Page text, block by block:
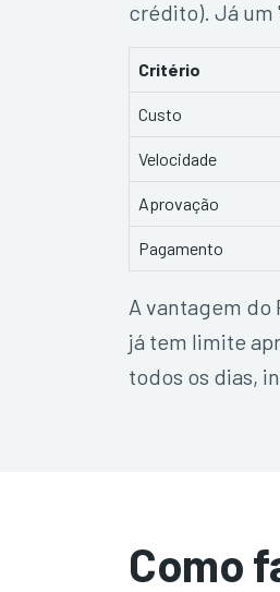
crédito). Já um
Critério
Custo
Velocidade
Aprovação
Pagamento
A vantagem do
já tem limite
todos os dias,
Como